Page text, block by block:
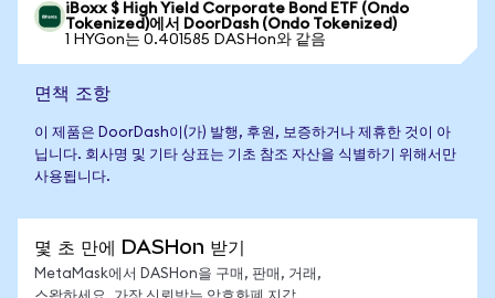
iBoxx $ High Yield Corporate Bond ETF (Ondo
Tokenized)에서 DoorDash (Ondo Tokenized)
1 HYGon는 0.401585 DASHon와 같음
면책 조항
이 제품은 DoorDash이(가) 발행, 후원, 보증하거나 제휴한 것이 아
닙니다. 회사명 및 기타 상표는 기초 참조 자산을 식별하기 위해서만
사용됩니다.
몇 초 만에 DASHon 받기
MetaMask에서 DASHon을 구매, 판매, 거래,